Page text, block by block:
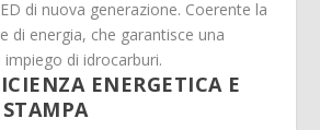
di nuova generazione. Coerente la
di energia, che garantisce una
di idrocarburi.
ENERGETICA E